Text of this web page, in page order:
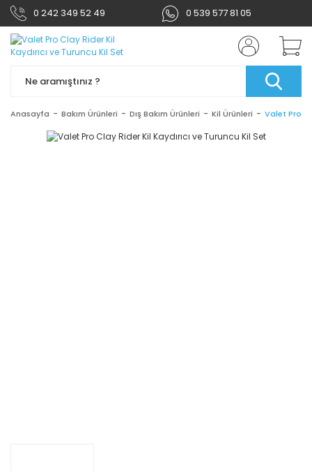
0 242 349 52 49 0 539 577 81 05
Anasayfa Bakım Ürünleri Dış Bakım Ürünleri Kil Ürünleri Valet Pro